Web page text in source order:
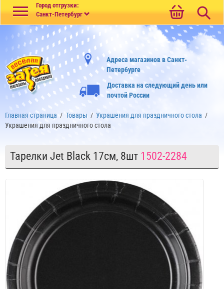
Город отгрузки:
Санкт-Петербург
Адреса магазинов в Санкт-
Петербурге
Доставка на следующий день или
почтой России
Главная страница / Товары / Украшения для праздничного стола /
Украшения для праздничного стола
Тарелки Jet Black 17см, 8шт 1502-2284